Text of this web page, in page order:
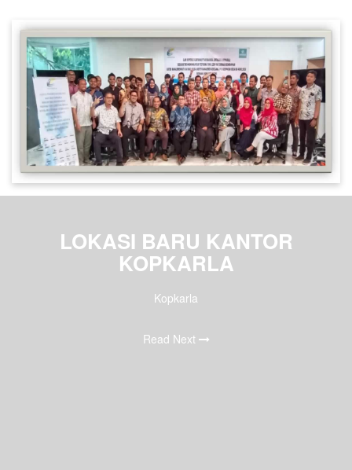
LOKASI BARU KANTOR
KOPKARLA
Kopkarla
Read Next